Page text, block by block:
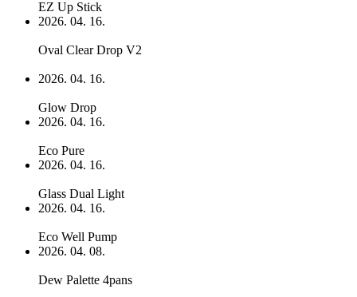
EZ Up Stick
2026. 04. 16.
Oval Clear Drop V2
2026. 04. 16.
Glow Drop
2026. 04. 16.
Eco Pure
2026. 04. 16.
Glass Dual Light
2026. 04. 16.
Eco Well Pump
2026. 04. 08.
Dew Palette 4pans